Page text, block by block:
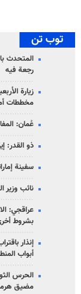
توب تن
المتحدث
رجعة فيه
زيارة
مخططات
عُمان:
ذو القدر:
سفينة
نائب وزير
عراقجي:
بشروط
إنذار
أبواب
الحرس
مضيق